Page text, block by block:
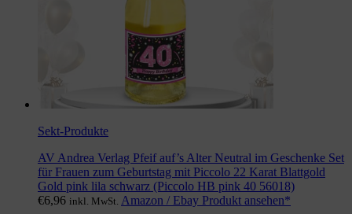
Sekt-Produkte
AV Andrea Verlag Pfeif auf’s Alter Neutral im Geschenke Set
für Frauen zum Geburtstag mit Piccolo 22 Karat Blattgold
Gold pink lila schwarz (Piccolo HB pink 40 56018)
€6,96 inkl. MwSt. Amazon / Ebay Produkt ansehen*